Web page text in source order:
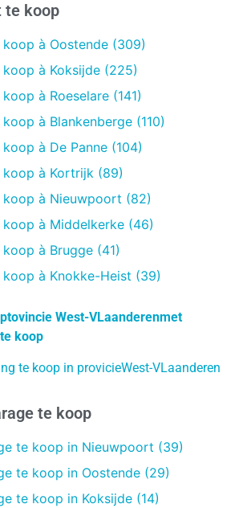
te koop
à Oostende (309)
à Koksijde (225)
à Roeselare (141)
à Blankenberge (110)
à De Panne (104)
à Kortrijk (89)
à Nieuwpoort (82)
à Middelkerke (46)
à Brugge (41)
à Knokke-Heist (39)
West-VLaanderenmet
koop
te koop in provicieWest-VLaanderen
te koop
te koop in Nieuwpoort (39)
te koop in Oostende (29)
te koop in Koksijde (14)